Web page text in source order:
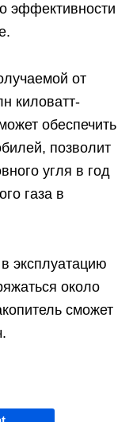
эффективности
от
киловатт-
обеспечить
позволит
угля в год
газа в
эксплуатацию
около
сможет